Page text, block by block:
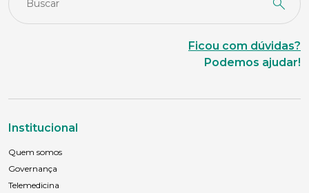
Ficou com dúvidas?
Podemos ajudar!
Institucional
Quem somos
Governança
Telemedicina